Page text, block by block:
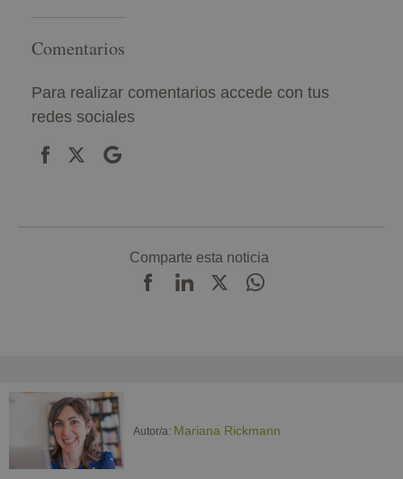
Comentarios
Para realizar comentarios accede con tus
redes sociales
Comparte esta noticia
Autor/a: Mariana Rickmann